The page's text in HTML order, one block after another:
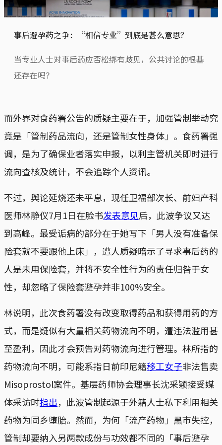
事后避孕药之争：“相信专业”到底是甚么意思？
当专业人士对事后药应否松绑有歧见，公共讨论的根基
还存在吗？
而外界对食药署公告的质疑主要在于，加强管制举动究
竟是「管制药品流向，还是管制女性身体」。食药署强
调，是为了确保业者落实申报，以利主管机关即时进行
流向查核及统计，不会追踪个人资讯。
不过，舆论延烧还未平息，现任卫福部次长、前妇产科
医师林静仪7月1日在脸书发表意见后，此波争议又达
到高峰。最受诟病的部分在于她写下「男人没有准备保
险套就不要跟他上床」，遭人质疑暗示了寻求事后药的
人是未用保险套，并将不安全性行为的责任归咎于女
性，却忽略了保险套避孕并非100%安全。
林说明，此次食药署没有改变取得药品和获得用药的方
式，而是疑似有大量相关药物流向不明，遭违法滥用甚
至盈利，因此才会预告对药物流向进行管理。林所指的
药物流向不明，可能系指日前印尼籍移工女子非法售卖
Misoprostol案件。基层药师协会理事长沈采颖接受媒
体采访时指出，此波管制起源于外籍人士私下利用相关
药物为同乡堕胎。然而，为何「流产药物」黑市失控，
管制却要纳入另两款成份与功效都不同的「事后避孕